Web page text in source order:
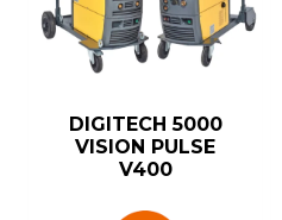
DIGITECH 5000
VISION PULSE
V400